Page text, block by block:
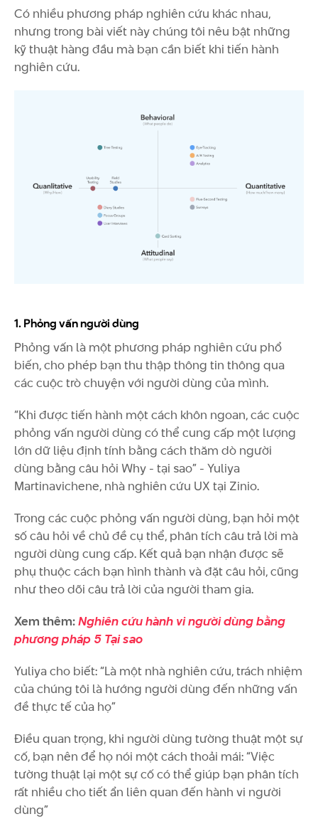
Có nhiều phương pháp nghiên cứu khác nhau,
nhưng trong bài viết này chúng tôi nêu bật những
kỹ thuật hàng đầu mà bạn cần biết khi tiến hành
nghiên cứu.
1. Phỏng vấn người dùng
Phỏng vấn là một phương pháp nghiên cứu phổ
biến, cho phép bạn thu thập thông tin thông qua
các cuộc trò chuyện với người dùng của mình.
“Khi được tiến hành một cách khôn ngoan, các cuộc
phỏng vấn người dùng có thể cung cấp một lượng
lớn dữ liệu định tính bằng cách thăm dò người
dùng bằng câu hỏi Why - tại sao” - Yuliya
Martinavichene, nhà nghiên cứu UX tại Zinio.
Trong các cuộc phỏng vấn người dùng, bạn hỏi một
số câu hỏi về chủ đề cụ thể, phân tích câu trả lời mà
người dùng cung cấp. Kết quả bạn nhận được sẽ
phụ thuộc cách bạn hình thành và đặt câu hỏi, cũng
như theo dõi câu trả lời của người tham gia.
Xem thêm:Nghiên cứu hành vi người dùng bằng
phương pháp 5 Tại sao
Yuliya cho biết: “Là một nhà nghiên cứu, trách nhiệm
của chúng tôi là hướng người dùng đến những vấn
đề thực tế của họ”
Điều quan trọng, khi người dùng tường thuật một sự
cố, bạn nên để họ nói một cách thoải mái: “Việc
tường thuật lại một sự cố có thể giúp bạn phân tích
rất nhiều cho tiết ẩn liên quan đến hành vi người
dùng”